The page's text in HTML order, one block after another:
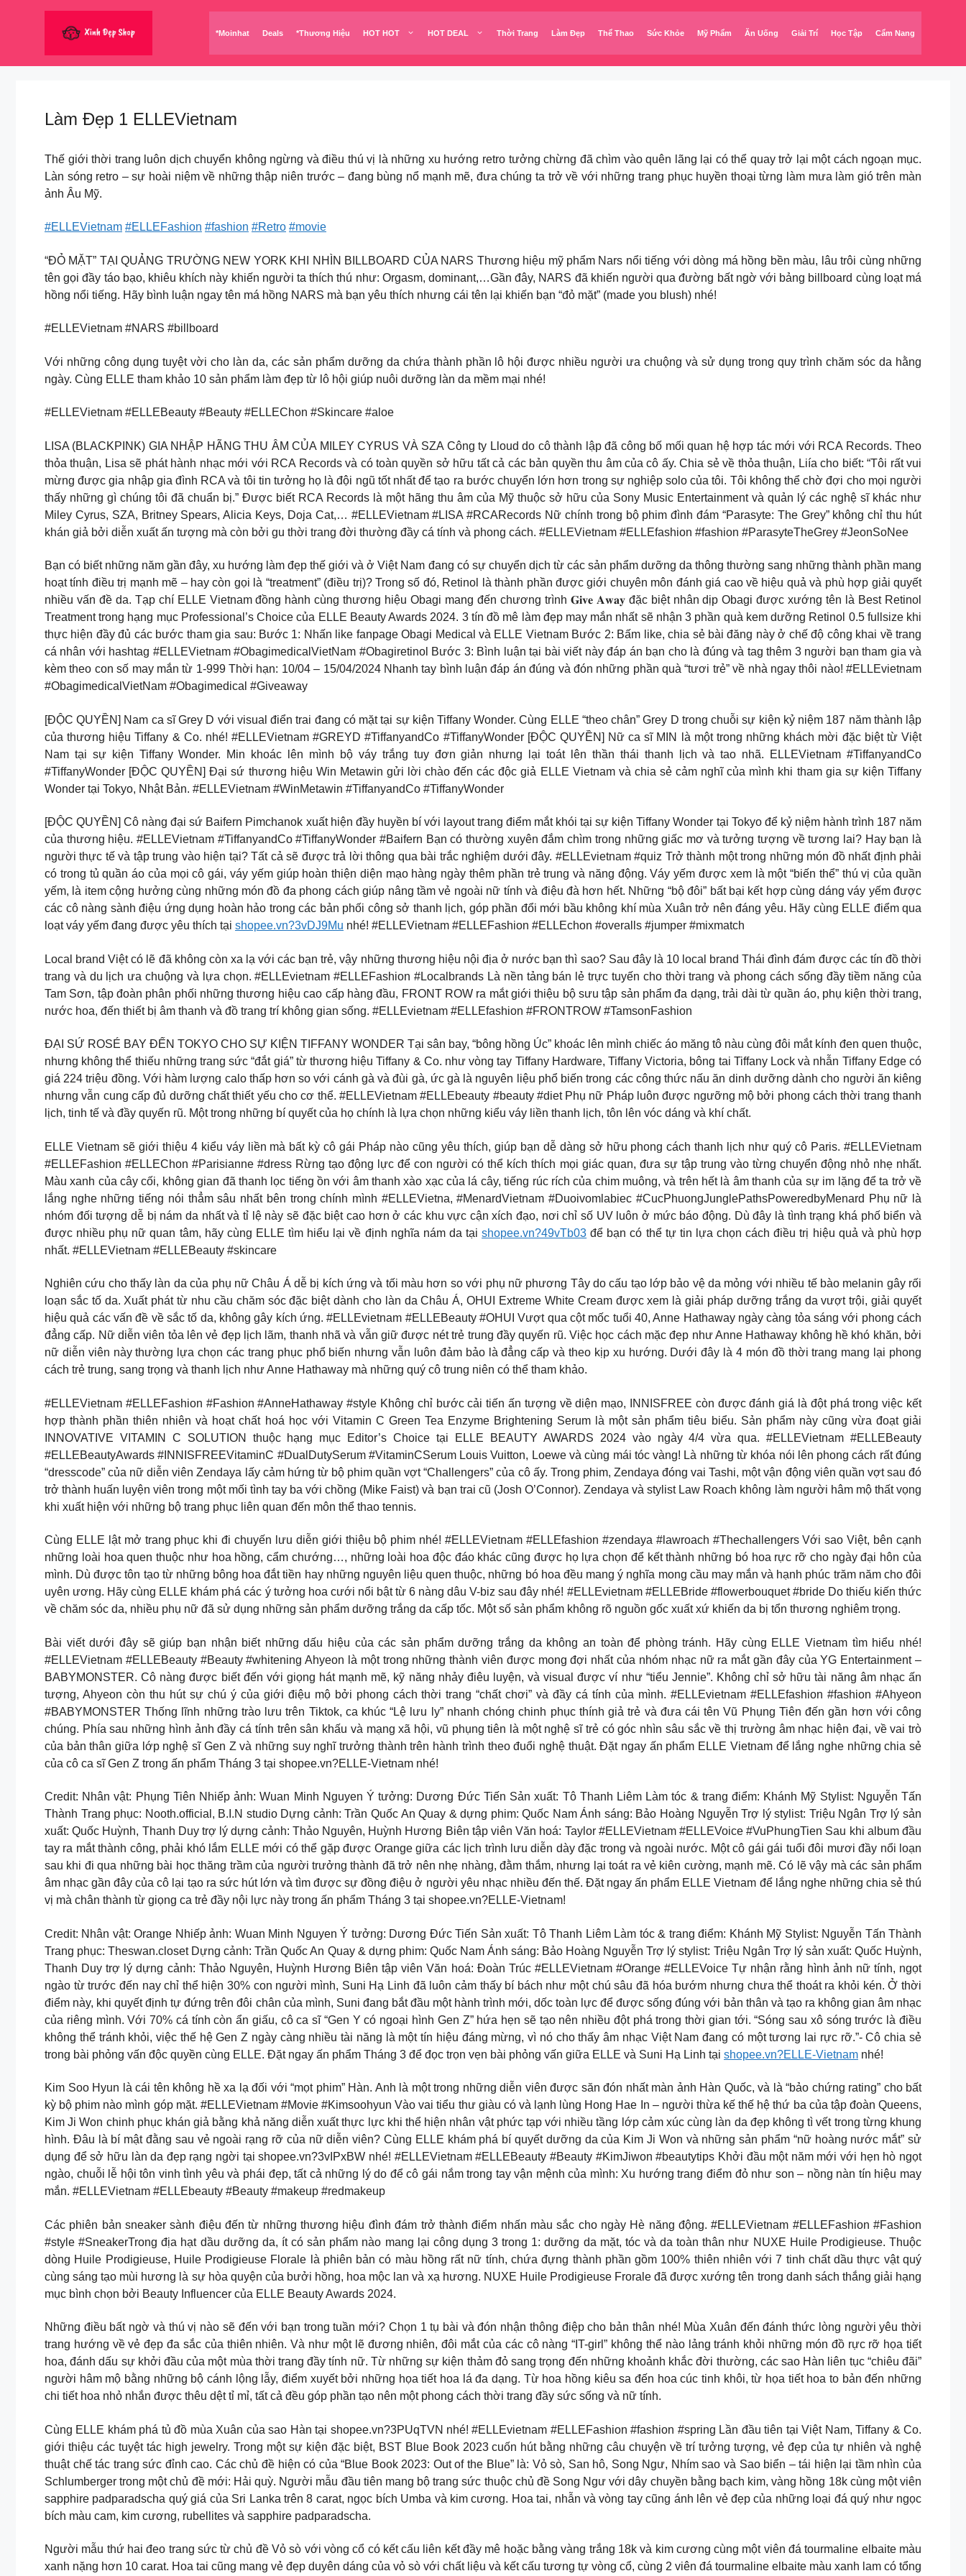
*Moinhat Deals *Thương Hiệu HOT HOT HOT DEAL Thời Trang Làm Đẹp Thể Thao Sức Khỏe Mỹ Phẩm Ăn Uống Giải Trí Học Tập Cẩm Nang
Làm Đẹp 1 ELLEVietnam
Thế giới thời trang luôn dịch chuyển không ngừng và điều thú vị là những xu hướng retro tưởng chừng đã chìm vào quên lãng lại có thể quay trở lại một cách ngoạn mục.
Làn sóng retro – sự hoài niệm về những thập niên trước – đang bùng nổ mạnh mẽ, đưa chúng ta trở về với những trang phục huyền thoại từng làm mưa làm gió trên màn
ảnh Âu Mỹ.
#ELLEVietnam #ELLEFashion #fashion #Retro #movie
“ĐỎ MẶT” TẠI QUẢNG TRƯỜNG NEW YORK KHI NHÌN BILLBOARD CỦA NARS Thương hiệu mỹ phẩm Nars nổi tiếng với dòng má hồng bền màu, lâu trôi cùng những
tên gọi đầy táo bạo, khiêu khích này khiến người ta thích thú như: Orgasm, dominant,…Gần đây, NARS đã khiến người qua đường bất ngờ với bảng billboard cùng loạt má
hồng nổi tiếng. Hãy bình luận ngay tên má hồng NARS mà bạn yêu thích nhưng cái tên lại khiến bạn “đỏ mặt” (made you blush) nhé!
#ELLEVietnam #NARS #billboard
Với những công dụng tuyệt vời cho làn da, các sản phẩm dưỡng da chứa thành phần lô hội được nhiều người ưa chuộng và sử dụng trong quy trình chăm sóc da hằng
ngày. Cùng ELLE tham khảo 10 sản phẩm làm đẹp từ lô hội giúp nuôi dưỡng làn da mềm mại nhé!
#ELLEVietnam #ELLEBeauty #Beauty #ELLEChon #Skincare #aloe
LISA (BLACKPINK) GIA NHẬP HÃNG THU ÂM CỦA MILEY CYRUS VÀ SZA Công ty Lloud do cô thành lập đã công bố mối quan hệ hợp tác mới với RCA Records. Theo
thỏa thuận, Lisa sẽ phát hành nhạc mới với RCA Records và có toàn quyền sở hữu tất cả các bản quyền thu âm của cô ấy. Chia sẻ về thỏa thuận, Liía cho biết: “Tôi rất vui
mừng được gia nhập gia đình RCA và tôi tin tưởng họ là đội ngũ tốt nhất để tạo ra bước chuyển lớn hơn trong sự nghiệp solo của tôi. Tôi không thể chờ đợi cho mọi người
thấy những gì chúng tôi đã chuẩn bị.” Được biết RCA Records là một hãng thu âm của Mỹ thuộc sở hữu của Sony Music Entertainment và quản lý các nghệ sĩ khác như
Miley Cyrus, SZA, Britney Spears, Alicia Keys, Doja Cat,… #ELLEVietnam #LISA #RCARecords Nữ chính trong bộ phim đình đám “Parasyte: The Grey” không chỉ thu hút
khán giả bởi diễn xuất ấn tượng mà còn bởi gu thời trang đời thường đầy cá tính và phong cách. #ELLEVietnam #ELLEfashion #fashion #ParasyteTheGrey #JeonSoNee
Bạn có biết những năm gần đây, xu hướng làm đẹp thế giới và ở Việt Nam đang có sự chuyển dịch từ các sản phẩm dưỡng da thông thường sang những thành phần mang
hoạt tính điều trị mạnh mẽ – hay còn gọi là “treatment” (điều trị)? Trong số đó, Retinol là thành phần được giới chuyên môn đánh giá cao về hiệu quả và phù hợp giải quyết
nhiều vấn đề da. Tạp chí ELLE Vietnam đồng hành cùng thương hiệu Obagi mang đến chương trình 𝐆𝐢𝐯𝐞 𝐀𝐰𝐚𝐲 đặc biệt nhân dịp Obagi được xướng tên là Best Retinol
Treatment trong hạng mục Professional’s Choice của ELLE Beauty Awards 2024. 3 tín đồ mê làm đẹp may mắn nhất sẽ nhận 3 phần quà kem dưỡng Retinol 0.5 fullsize khi
thực hiện đầy đủ các bước tham gia sau: Bước 1: Nhấn like fanpage Obagi Medical và ELLE Vietnam Bước 2: Bấm like, chia sẻ bài đăng này ở chế độ công khai về trang
cá nhân với hashtag #ELLEVietnam #ObagimedicalVietNam #Obagiretinol Bước 3: Bình luận tại bài viết này đáp án bạn cho là đúng và tag thêm 3 người bạn tham gia và
kèm theo con số may mắn từ 1-999 Thời hạn: 10/04 – 15/04/2024 Nhanh tay bình luận đáp án đúng và đón những phần quà “tươi trẻ” về nhà ngay thôi nào! #ELLEvietnam
#ObagimedicalVietNam #Obagimedical #Giveaway
[ĐỘC QUYỀN] Nam ca sĩ Grey D với visual điển trai đang có mặt tại sự kiện Tiffany Wonder. Cùng ELLE “theo chân” Grey D trong chuỗi sự kiện kỷ niệm 187 năm thành lập
của thương hiệu Tiffany & Co. nhé! #ELLEVietnam #GREYD #TiffanyandCo #TiffanyWonder [ĐỘC QUYỀN] Nữ ca sĩ MIN là một trong những khách mời đặc biệt từ Việt
Nam tại sự kiện Tiffany Wonder. Min khoác lên mình bộ váy trắng tuy đơn giản nhưng lại toát lên thần thái thanh lịch và tao nhã. ELLEVietnam #TiffanyandCo
#TiffanyWonder [ĐỘC QUYỀN] Đại sứ thương hiệu Win Metawin gửi lời chào đến các độc giả ELLE Vietnam và chia sẻ cảm nghĩ của mình khi tham gia sự kiện Tiffany
Wonder tại Tokyo, Nhật Bản. #ELLEVietnam #WinMetawin #TiffanyandCo #TiffanyWonder
[ĐỘC QUYỀN] Cô nàng đại sứ Baifern Pimchanok xuất hiện đầy huyền bí với layout trang điểm mắt khói tại sự kiện Tiffany Wonder tại Tokyo để kỷ niệm hành trình 187 năm
của thương hiệu. #ELLEVietnam #TiffanyandCo #TiffanyWonder #Baifern Bạn có thường xuyên đắm chìm trong những giấc mơ và tưởng tượng về tương lai? Hay bạn là
người thực tế và tập trung vào hiện tại? Tất cả sẽ được trả lời thông qua bài trắc nghiệm dưới đây. #ELLEvietnam #quiz Trở thành một trong những món đồ nhất định phải
có trong tủ quần áo của mọi cô gái, váy yếm giúp hoàn thiện diện mạo hàng ngày thêm phần trẻ trung và năng động. Váy yếm được xem là một “biến thể” thú vị của quần
yếm, là item cộng hưởng cùng những món đồ đa phong cách giúp nâng tầm vẻ ngoài nữ tính và điệu đà hơn hết. Những “bộ đôi” bất bại kết hợp cùng dáng váy yếm được
các cô nàng sành điệu ứng dụng hoàn hảo trong các bản phối công sở thanh lịch, góp phần đổi mới bầu không khí mùa Xuân trở nên đáng yêu. Hãy cùng ELLE điểm qua
loạt váy yếm đang được yêu thích tại shopee.vn?3vDJ9Mu nhé! #ELLEVietnam #ELLEFashion #ELLEchon #overalls #jumper #mixmatch
Local brand Việt có lẽ đã không còn xa lạ với các bạn trẻ, vậy những thương hiệu nội địa ở nước bạn thì sao? Sau đây là 10 local brand Thái đình đám được các tín đồ thời
trang và du lịch ưa chuộng và lựa chọn. #ELLEvietnam #ELLEFashion #Localbrands Là nền tảng bán lẻ trực tuyến cho thời trang và phong cách sống đầy tiềm năng của
Tam Sơn, tập đoàn phân phối những thương hiệu cao cấp hàng đầu, FRONT ROW ra mắt giới thiệu bộ sưu tập sản phẩm đa dạng, trải dài từ quần áo, phụ kiện thời trang,
nước hoa, đến thiết bị âm thanh và đồ trang trí không gian sống. #ELLEvietnam #ELLEfashion #FRONTROW #TamsonFashion
ĐẠI SỨ ROSÉ BAY ĐẾN TOKYO CHO SỰ KIỆN TIFFANY WONDER Tại sân bay, “bông hồng Úc” khoác lên mình chiếc áo măng tô nàu cùng đôi mắt kính đen quen thuộc,
nhưng không thể thiếu những trang sức “đắt giá” từ thương hiệu Tiffany & Co. như vòng tay Tiffany Hardware, Tiffany Victoria, bông tai Tiffany Lock và nhẫn Tiffany Edge có
giá 224 triệu đồng. Với hàm lượng calo thấp hơn so với cánh gà và đùi gà, ức gà là nguyên liệu phổ biến trong các công thức nấu ăn dinh dưỡng dành cho người ăn kiêng
nhưng vẫn cung cấp đủ dưỡng chất thiết yếu cho cơ thể. #ELLEVietnam #ELLEbeauty #beauty #diet Phụ nữ Pháp luôn được ngưỡng mộ bởi phong cách thời trang thanh
lịch, tinh tế và đầy quyến rũ. Một trong những bí quyết của họ chính là lựa chọn những kiểu váy liền thanh lịch, tôn lên vóc dáng và khí chất.
ELLE Vietnam sẽ giới thiệu 4 kiểu váy liền mà bất kỳ cô gái Pháp nào cũng yêu thích, giúp bạn dễ dàng sở hữu phong cách thanh lịch như quý cô Paris. #ELLEVietnam
#ELLEFashion #ELLEChon #Parisianne #dress Rừng tạo động lực để con người có thể kích thích mọi giác quan, đưa sự tập trung vào từng chuyển động nhỏ nhẹ nhất.
Màu xanh của cây cối, không gian đã thanh lọc tiếng ồn với âm thanh xào xạc của lá cây, tiếng rúc rích của chim muông, và trên hết là âm thanh của sự im lặng để ta trở về
lắng nghe những tiếng nói thẳm sâu nhất bên trong chính mình #ELLEVietna, #MenardVietnam #Duoivomlabiec #CucPhuongJunglePathsPoweredbyMenard Phụ nữ là
nhóm đối tượng dễ bị nám da nhất và tỉ lệ này sẽ đặc biệt cao hơn ở các khu vực cận xích đạo, nơi chỉ số UV luôn ở mức báo động. Dù đây là tình trạng khá phố biển và
được nhiều phụ nữ quan tâm, hãy cùng ELLE tìm hiểu lại về định nghĩa nám da tạishopee.vn?49vTb03 để bạn có thể tự tin lựa chọn cách điều trị hiệu quả và phù hợp
nhất. #ELLEVietnam #ELLEBeauty #skincare
Nghiên cứu cho thấy làn da của phụ nữ Châu Á dễ bị kích ứng và tối màu hơn so với phụ nữ phương Tây do cấu tạo lớp bảo vệ da mỏng với nhiều tế bào melanin gây rối
loạn sắc tố da. Xuất phát từ nhu cầu chăm sóc đặc biệt dành cho làn da Châu Á, OHUI Extreme White Cream được xem là giải pháp dưỡng trắng da vượt trội, giải quyết
hiệu quả các vấn đề về sắc tố da, không gây kích ứng. #ELLEvietnam #ELLEBeauty #OHUI Vượt qua cột mốc tuổi 40, Anne Hathaway ngày càng tỏa sáng với phong cách
đẳng cấp. Nữ diễn viên tỏa lên vẻ đẹp lịch lãm, thanh nhã và vẫn giữ được nét trẻ trung đầy quyến rũ. Việc học cách mặc đẹp như Anne Hathaway không hề khó khăn, bởi
nữ diễn viên này thường lựa chọn các trang phục phổ biến nhưng vẫn luôn đảm bảo là đẳng cấp và theo kịp xu hướng. Dưới đây là 4 món đồ thời trang mang lại phong
cách trẻ trung, sang trọng và thanh lịch như Anne Hathaway mà những quý cô trung niên có thể tham khảo.
#ELLEVietnam #ELLEFashion #Fashion #AnneHathaway #style Không chỉ bước cải tiến ấn tượng về diện mạo, INNISFREE còn được đánh giá là đột phá trong việc kết
hợp thành phần thiên nhiên và hoạt chất hoá học với Vitamin C Green Tea Enzyme Brightening Serum là một sản phẩm tiêu biểu. Sản phẩm này cũng vừa đoạt giải
INNOVATIVE VITAMIN C SOLUTION thuộc hạng mục Editor’s Choice tại ELLE BEAUTY AWARDS 2024 vào ngày 4/4 vừa qua. #ELLEVietnam #ELLEBeauty
#ELLEBeautyAwards #INNISFREEVitaminC #DualDutySerum #VitaminCSerum Louis Vuitton, Loewe và cùng mái tóc vàng! Là những từ khóa nói lên phong cách rất đúng
“dresscode” của nữ diễn viên Zendaya lấy cảm hứng từ bộ phim quần vợt “Challengers” của cô ấy. Trong phim, Zendaya đóng vai Tashi, một vận động viên quần vợt sau đó
trở thành huấn luyện viên trong một mối tình tay ba với chồng (Mike Faist) và bạn trai cũ (Josh O’Connor). Zendaya và stylist Law Roach không làm người hâm mộ thất vọng
khi xuất hiện với những bộ trang phục liên quan đến môn thể thao tennis.
Cùng ELLE lật mở trang phục khi đi chuyến lưu diễn giới thiệu bộ phim nhé! #ELLEVietnam #ELLEfashion #zendaya #lawroach #Thechallengers Với sao Việt, bên cạnh
những loài hoa quen thuộc như hoa hồng, cẩm chướng…, những loài hoa độc đáo khác cũng được họ lựa chọn để kết thành những bó hoa rực rỡ cho ngày đại hôn của
mình. Dù được tôn tạo từ những bông hoa đắt tiền hay những nguyên liệu quen thuộc, những bó hoa đều mang ý nghĩa mong cầu may mắn và hạnh phúc trăm năm cho đôi
uyên ương. Hãy cùng ELLE khám phá các ý tưởng hoa cưới nổi bật từ 6 nàng dâu V-biz sau đây nhé! #ELLEvietnam #ELLEBride #flowerbouquet #bride Do thiếu kiến thức
về chăm sóc da, nhiều phụ nữ đã sử dụng những sản phẩm dưỡng trắng da cấp tốc. Một số sản phẩm không rõ nguồn gốc xuất xứ khiến da bị tổn thương nghiêm trọng.
Bài viết dưới đây sẽ giúp bạn nhận biết những dấu hiệu của các sản phẩm dưỡng trắng da không an toàn để phòng tránh. Hãy cùng ELLE Vietnam tìm hiểu nhé!
#ELLEVietnam #ELLEBeauty #Beauty #whitening Ahyeon là một trong những thành viên được mong đợi nhất của nhóm nhạc nữ ra mắt gần đây của YG Entertainment –
BABYMONSTER. Cô nàng được biết đến với giọng hát mạnh mẽ, kỹ năng nhảy điêu luyện, và visual được ví như “tiểu Jennie”. Không chỉ sở hữu tài năng âm nhạc ấn
tượng, Ahyeon còn thu hút sự chú ý của giới điệu mộ bởi phong cách thời trang “chất chơi” và đầy cá tính của mình. #ELLEvietnam #ELLEfashion #fashion #Ahyeon
#BABYMONSTER Thống lĩnh những trào lưu trên Tiktok, ca khúc “Lệ lưu ly” nhanh chóng chinh phục thính giả trẻ và đưa cái tên Vũ Phụng Tiên đến gần hơn với công
chúng. Phía sau những hình ảnh đầy cá tính trên sân khấu và mạng xã hội, vũ phụng tiên là một nghệ sĩ trẻ có góc nhìn sâu sắc về thị trường âm nhạc hiện đại, về vai trò
của bản thân giữa lớp nghệ sĩ Gen Z và những suy nghĩ trưởng thành trên hành trình theo đuổi nghệ thuật. Đặt ngay ấn phẩm ELLE Vietnam để lắng nghe những chia sẻ
của cô ca sĩ Gen Z trong ấn phẩm Tháng 3 tại shopee.vn?ELLE-Vietnam nhé!
Credit: Nhân vật: Phụng Tiên Nhiếp ảnh: Wuan Minh Nguyen Ý tưởng: Dương Đức Tiến Sản xuất: Tô Thanh Liêm Làm tóc & trang điểm: Khánh Mỹ Stylist: Nguyễn Tấn
Thành Trang phục: Nooth.official, B.I.N studio Dựng cảnh: Trần Quốc An Quay & dựng phim: Quốc Nam Ánh sáng: Bảo Hoàng Nguyễn Trợ lý stylist: Triệu Ngân Trợ lý sản
xuất: Quốc Huỳnh, Thanh Duy trợ lý dựng cảnh: Thảo Nguyên, Huỳnh Hương Biên tập viên Văn hoá: Taylor #ELLEVietnam #ELLEVoice #VuPhungTien Sau khi album đầu
tay ra mắt thành công, phải khó lắm ELLE mới có thể gặp được Orange giữa các lịch trình lưu diễn dày đặc trong và ngoài nước. Một cô gái gái tuổi đôi mươi đầy nổi loạn
sau khi đi qua những bài học thăng trầm của người trưởng thành đã trở nên nhẹ nhàng, đằm thắm, nhưng lại toát ra vẻ kiên cường, mạnh mẽ. Có lẽ vậy mà các sản phẩm
âm nhạc gần đây của cô lại tạo ra sức hút lớn và tìm được sự đồng điệu ở người yêu nhạc nhiều đến thế. Đặt ngay ấn phẩm ELLE Vietnam để lắng nghe những chia sẻ thú
vị mà chân thành từ giọng ca trẻ đầy nội lực này trong ấn phẩm Tháng 3 tại shopee.vn?ELLE-Vietnam!
Credit: Nhân vật: Orange Nhiếp ảnh: Wuan Minh Nguyen Ý tưởng: Dương Đức Tiến Sản xuất: Tô Thanh Liêm Làm tóc & trang điểm: Khánh Mỹ Stylist: Nguyễn Tấn Thành
Trang phục: Theswan.closet Dựng cảnh: Trần Quốc An Quay & dựng phim: Quốc Nam Ánh sáng: Bảo Hoàng Nguyễn Trợ lý stylist: Triệu Ngân Trợ lý sản xuất: Quốc Huỳnh,
Thanh Duy trợ lý dựng cảnh: Thảo Nguyên, Huỳnh Hương Biên tập viên Văn hoá: Đoàn Trúc #ELLEVietnam #Orange #ELLEVoice Tự nhận rằng hình ảnh nữ tính, ngọt
ngào từ trước đến nay chỉ thể hiện 30% con người mình, Suni Hạ Linh đã luôn cảm thấy bí bách như một chú sâu đã hóa bướm nhưng chưa thể thoát ra khỏi kén. Ở thời
điểm này, khi quyết định tự đứng trên đôi chân của mình, Suni đang bắt đầu một hành trình mới, dốc toàn lực để được sống đúng với bản thân và tạo ra không gian âm nhạc
của riêng mình. Với 70% cá tính còn ẩn giấu, cô ca sĩ “Gen Y có ngoại hình Gen Z” hứa hẹn sẽ tạo nên nhiều đột phá trong thời gian tới. “Sóng sau xô sóng trước là điều
không thể tránh khỏi, việc thế hệ Gen Z ngày càng nhiều tài năng là một tín hiệu đáng mừng, vì nó cho thấy âm nhạc Việt Nam đang có một tương lai rực rỡ.”- Cô chia sẻ
trong bài phỏng vấn độc quyền cùng ELLE. Đặt ngay ấn phẩm Tháng 3 để đọc trọn vẹn bài phỏng vấn giữa ELLE và Suni Hạ Linh tại shopee.vn?ELLE-Vietnam nhé!
Kim Soo Hyun là cái tên không hề xa lạ đối với “mọt phim” Hàn. Anh là một trong những diễn viên được săn đón nhất màn ảnh Hàn Quốc, và là “bảo chứng rating” cho bất
kỳ bộ phim nào mình góp mặt. #ELLEVietnam #Movie #Kimsoohyun Vào vai tiểu thư giàu có và lạnh lùng Hong Hae In – người thừa kế thế hệ thứ ba của tập đoàn Queens,
Kim Ji Won chinh phục khán giả bằng khả năng diễn xuất thực lực khi thể hiện nhân vật phức tạp với nhiều tầng lớp cảm xúc cùng làn da đẹp không tì vết trong từng khung
hình. Đâu là bí mật đằng sau vẻ ngoài rạng rỡ của nữ diễn viên? Cùng ELLE khám phá bí quyết dưỡng da của Kim Ji Won và những sản phẩm “nữ hoàng nước mắt” sử
dụng để sở hữu làn da đẹp rạng ngời tại shopee.vn?3vIPxBW nhé! #ELLEVietnam #ELLEBeauty #Beauty #KimJiwon #beautytips Khởi đầu một năm mới với hẹn hò ngọt
ngào, chuỗi lễ hội tôn vinh tình yêu và phái đẹp, tất cả những lý do để cô gái nắm trong tay vận mệnh của mình: Xu hướng trang điểm đỏ như son – nồng nàn tín hiệu may
mắn. #ELLEVietnam #ELLEbeauty #Beauty #makeup #redmakeup
Các phiên bản sneaker sành điệu đến từ những thương hiệu đình đám trở thành điểm nhấn màu sắc cho ngày Hè năng động. #ELLEVietnam #ELLEFashion #Fashion
#style #SneakerTrong địa hạt dầu dưỡng da, ít có sản phẩm nào mang lại công dụng 3 trong 1: dưỡng da mặt, tóc và da toàn thân như NUXE Huile Prodigieuse. Thuộc
dòng Huile Prodigieuse, Huile Prodigieuse Florale là phiên bản có màu hồng rất nữ tính, chứa đựng thành phần gồm 100% thiên nhiên với 7 tinh chất dầu thực vật quý
cùng sáng tạo mùi hương là sự hòa quyện của bưởi hồng, hoa mộc lan và xạ hương. NUXE Huile Prodigieuse Frorale đã được xướng tên trong danh sách thắng giải hạng
mục bình chọn bởi Beauty Influencer của ELLE Beauty Awards 2024.
Những điều bất ngờ và thú vị nào sẽ đến với bạn trong tuần mới? Chọn 1 tụ bài và đón nhận thông điệp cho bản thân nhé! Mùa Xuân đến đánh thức lòng người yêu thời
trang hướng về vẻ đẹp đa sắc của thiên nhiên. Và như một lẽ đương nhiên, đôi mắt của các cô nàng “IT-girl” không thể nào lảng tránh khỏi những món đồ rực rỡ họa tiết
hoa, đánh dấu sự khởi đầu của một mùa thời trang đầy tính nữ. Từ những sự kiện thảm đỏ sang trọng đến những khoảnh khắc đời thường, các sao Hàn liên tục “chiêu đãi”
người hâm mộ bằng những bộ cánh lộng lẫy, điểm xuyết bởi những họa tiết hoa lá đa dạng. Từ hoa hồng kiêu sa đến hoa cúc tinh khôi, từ họa tiết hoa to bản đến những
chi tiết hoa nhỏ nhắn được thêu dệt tỉ mỉ, tất cả đều góp phần tạo nên một phong cách thời trang đầy sức sống và nữ tính.
Cùng ELLE khám phá tủ đồ mùa Xuân của sao Hàn tại shopee.vn?3PUqTVN nhé! #ELLEvietnam #ELLEFashion #fashion #spring Lần đầu tiên tại Việt Nam, Tiffany & Co.
giới thiệu các tuyệt tác high jewelry. Trong một sự kiện đặc biệt, BST Blue Book 2023 cuốn hút bằng những câu chuyện về trí tưởng tượng, vẻ đẹp của tự nhiên và nghệ
thuật chế tác trang sức đỉnh cao. Các chủ đề hiện có của “Blue Book 2023: Out of the Blue” là: Vỏ sò, San hô, Song Ngư, Nhím sao và Sao biển – tái hiện lại tầm nhìn của
Schlumberger trong một chủ đề mới: Hải quỳ. Người mẫu đầu tiên mang bộ trang sức thuộc chủ đề Song Ngư với dây chuyền bằng bạch kim, vàng hồng 18k cùng một viên
sapphire padparadscha quý giá của Sri Lanka trên 8 carat, ngọc bích Umba và kim cương. Hoa tai, nhẫn và vòng tay cũng ánh lên vẻ đẹp của những loại đá quý như ngọc
bích màu cam, kim cương, rubellites và sapphire padparadscha.
Người mẫu thứ hai đeo trang sức từ chủ đề Vỏ sò với vòng cổ có kết cấu liên kết đầy mê hoặc bằng vàng trắng 18k và kim cương cùng một viên đá tourmaline elbaite màu
xanh nặng hơn 10 carat. Hoa tai cũng mang vẻ đẹp duyên dáng của vỏ sò với chất liệu và kết cấu tương tự vòng cổ, cùng 2 viên đá tourmaline elbaite màu xanh lam có tổng